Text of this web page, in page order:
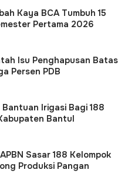
Kaya BCA Tumbuh 15
Pertama 2026
Isu Penghapusan Batas
Persen PDB
Irigasi Bagi 188
Bantul
Sasar 188 Kelompok
Produksi Pangan